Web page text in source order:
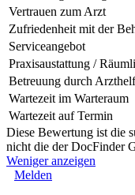
Vertrauen zum Arzt
Zufriedenheit mit der
Serviceangebot
Praxisaustattung /
Betreuung durch
Wartezeit im Warteraum
Wartezeit auf Termin
Diese Bewertung ist die
nicht die der DocFinder
Weniger anzeigen
Melden